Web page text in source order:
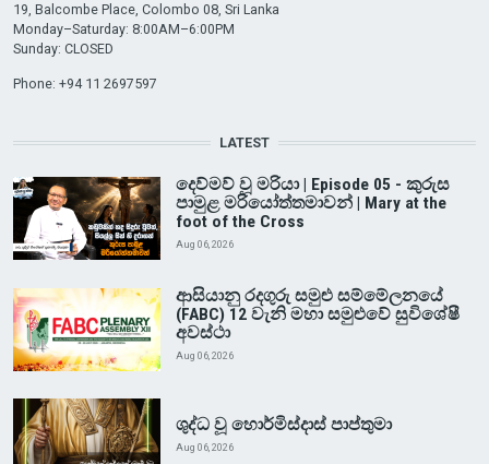
19, Balcombe Place, Colombo 08, Sri Lanka
Monday–Saturday: 8:00AM–6:00PM
Sunday: CLOSED
Phone: +94 11 2697597
LATEST
දෙව්මව් වූ මරියා | Episode 05 - කුරුස
පාමුළ මරියෝත්තමාවන් | Mary at the
foot of the Cross
Aug 06, 2026
ආසියානු රදගුරු සමුළු සම්මේලනයේ
(FABC) 12 වැනි මහා සමුළුවේ සුවිශේෂී
අවස්ථා
Aug 06, 2026
ශුද්ධ වූ හොර්මිස්දාස් පාප්තුමා
Aug 06, 2026